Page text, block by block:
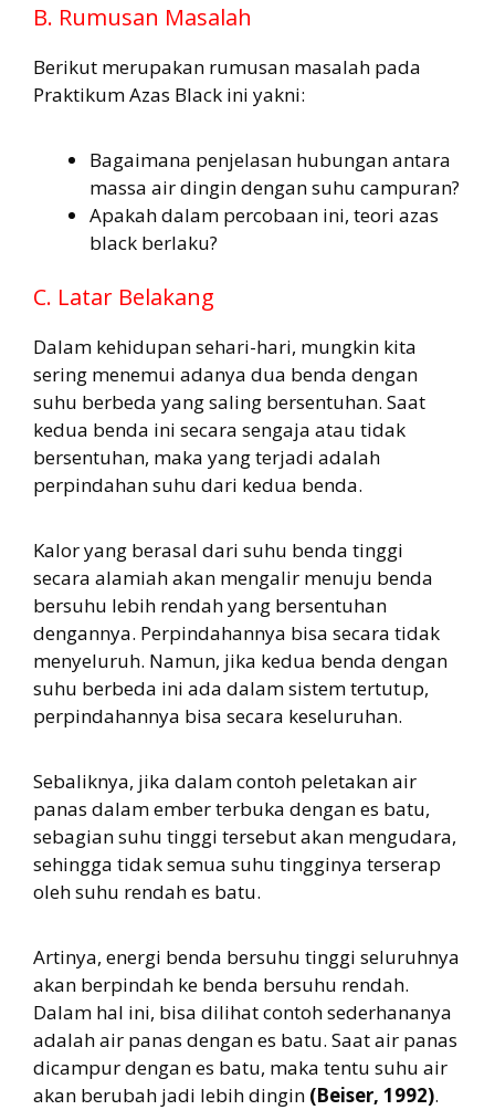
B. Rumusan Masalah
Berikut merupakan rumusan masalah pada
Praktikum Azas Black ini yakni:
Bagaimana penjelasan hubungan antara
massa air dingin dengan suhu campuran?
Apakah dalam percobaan ini, teori azas
black berlaku?
C. Latar Belakang
Dalam kehidupan sehari-hari, mungkin kita
sering menemui adanya dua benda dengan
suhu berbeda yang saling bersentuhan. Saat
kedua benda ini secara sengaja atau tidak
bersentuhan, maka yang terjadi adalah
perpindahan suhu dari kedua benda.
Kalor yang berasal dari suhu benda tinggi
secara alamiah akan mengalir menuju benda
bersuhu lebih rendah yang bersentuhan
dengannya. Perpindahannya bisa secara tidak
menyeluruh. Namun, jika kedua benda dengan
suhu berbeda ini ada dalam sistem tertutup,
perpindahannya bisa secara keseluruhan.
Sebaliknya, jika dalam contoh peletakan air
panas dalam ember terbuka dengan es batu,
sebagian suhu tinggi tersebut akan mengudara,
sehingga tidak semua suhu tingginya terserap
oleh suhu rendah es batu.
Artinya, energi benda bersuhu tinggi seluruhnya
akan berpindah ke benda bersuhu rendah.
Dalam hal ini, bisa dilihat contoh sederhananya
adalah air panas dengan es batu. Saat air panas
dicampur dengan es batu, maka tentu suhu air
akan berubah jadi lebih dingin (Beiser, 1992).